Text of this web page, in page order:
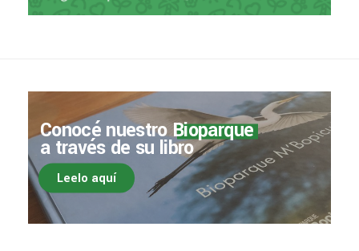
Conocé nuestroBioparque
a través de su libro
Leelo aquí